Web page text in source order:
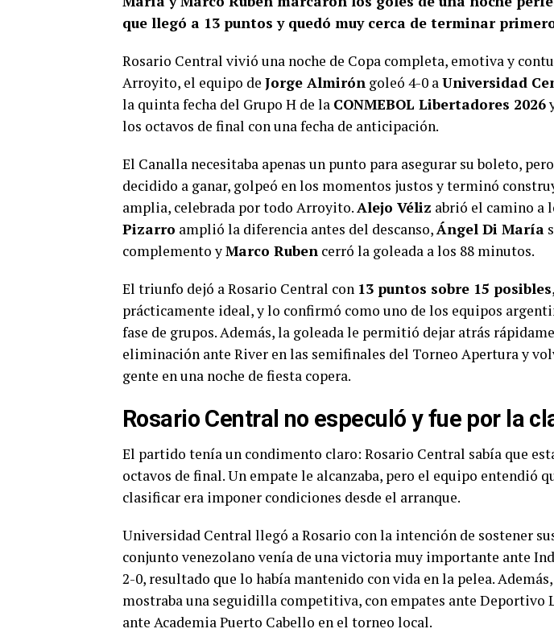
que llegó a 13 puntos y quedó muy cerca de terminar
Rosario Central vivió una noche de Copa completa, emotiva y
Arroyito, el equipo de Jorge Almirón goleó 4-0 aUniversidad
la quinta fecha del Grupo H de la CONMEBOL Libertadores 2026
los octavos de final con una fecha de anticipación.
El Canalla necesitaba apenas un punto para asegurar su boleto,
decidido a ganar, golpeó en los momentos justos y terminó
amplia, celebrada por todo Arroyito.Alejo Véliz abrió el camino a
Pizarro amplió la diferencia antes del descanso,Ángel Di María
complemento yMarco Ruben cerró la goleada a los 88 minutos.
El triunfo dejó a Rosario Central con 13 puntos sobre 15 posibles
prácticamente ideal, y lo confirmó como uno de los equipos
fase de grupos. Además, la goleada le permitió dejar atrás
eliminación ante River en las semifinales del Torneo Apertura y
gente en una noche de fiesta copera.
Rosario Central no especuló y fue por la
El partido tenía un condimento claro: Rosario Central sabía que
octavos de final. Un empate le alcanzaba, pero el equipo entendió
clasificar era imponer condiciones desde el arranque.
Universidad Central llegó a Rosario con la intención de sostener
conjunto venezolano venía de una victoria muy importante ante
2-0, resultado que lo había mantenido con vida en la pelea.
mostraba una seguidilla competitiva, con empates ante Deportivo
ante Academia Puerto Cabello en el torneo local.